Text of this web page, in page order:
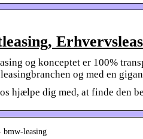
og konceptet er 100%
og med en
hjælpe dig med, at finde den
bmw-leasing